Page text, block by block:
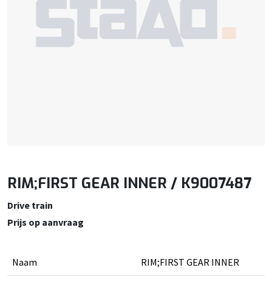
RIM;FIRST GEAR INNER / K9007487
Drive train
Prijs op aanvraag
Naam RIM;FIRST GEAR INNER